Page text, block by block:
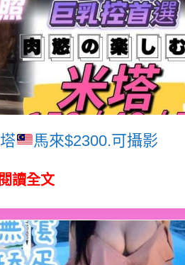
馬來$2300.可攝影
閱讀全文